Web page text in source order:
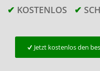
✔ KOSTENLOS ✔
Jetzt kostenlos den